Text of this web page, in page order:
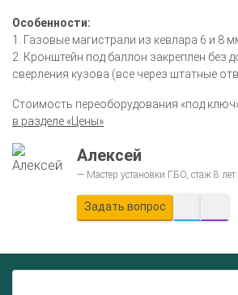
Особенности:
1. Газовые магистрали из кевлара 6 и 8
2. Кронштейн под баллон закреплен без
сверления кузова (все через штатные
Стоимость переоборудования «под
в разделе «Цены»
Алексей
Мастер установки ГБО, стаж 8 лет
Задать вопрос